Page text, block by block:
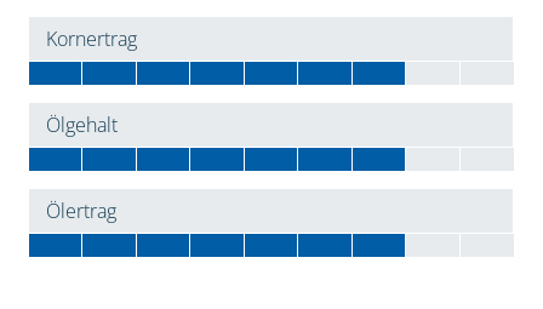
Kornertrag
Ölgehalt
Ölertrag